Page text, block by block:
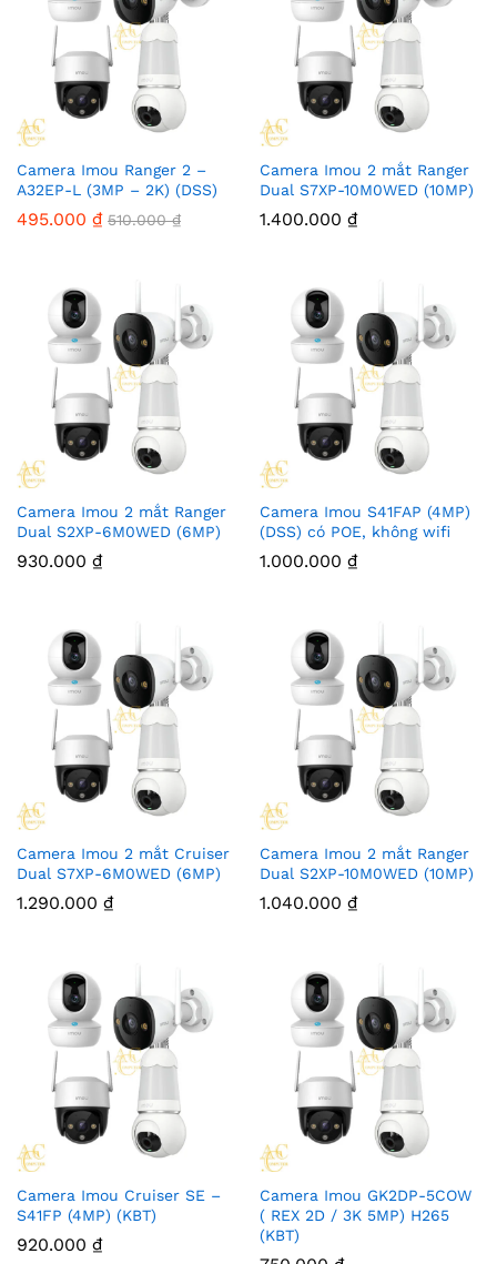
Camera Imou Ranger 2 –
A32EP-L (3MP – 2K) (DSS)
495.000 ₫ 510.000₫
Camera Imou 2 mắt Ranger
Dual S7XP-10M0WED (10MP)
1.400.000 ₫
Camera Imou 2 mắt Ranger
Dual S2XP-6M0WED (6MP)
930.000 ₫
Camera Imou S41FAP (4MP)
(DSS) có POE, không wifi
1.000.000 ₫
Camera Imou 2 mắt Cruiser
Dual S7XP-6M0WED (6MP)
1.290.000 ₫
Camera Imou 2 mắt Ranger
Dual S2XP-10M0WED (10MP)
1.040.000 ₫
Camera Imou Cruiser SE –
S41FP (4MP) (KBT)
920.000 ₫
Camera Imou GK2DP-5COW
( REX 2D / 3K 5MP) H265
(KBT)